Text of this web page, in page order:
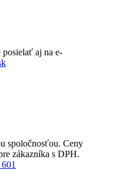
posielať aj na e-
spoločnosťou. Ceny
zákazníka s DPH.